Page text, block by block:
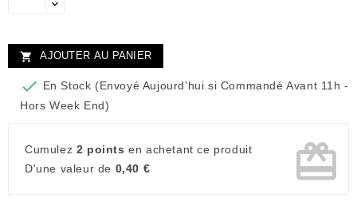
 AJOUTER AU PANIER
 En Stock (Envoyé Aujourd'hui si Commandé Avant 11h -
Hors Week End)
Cumulez 2 points en achetant ce produit
D'une valeur de 0,40 € card_giftcard